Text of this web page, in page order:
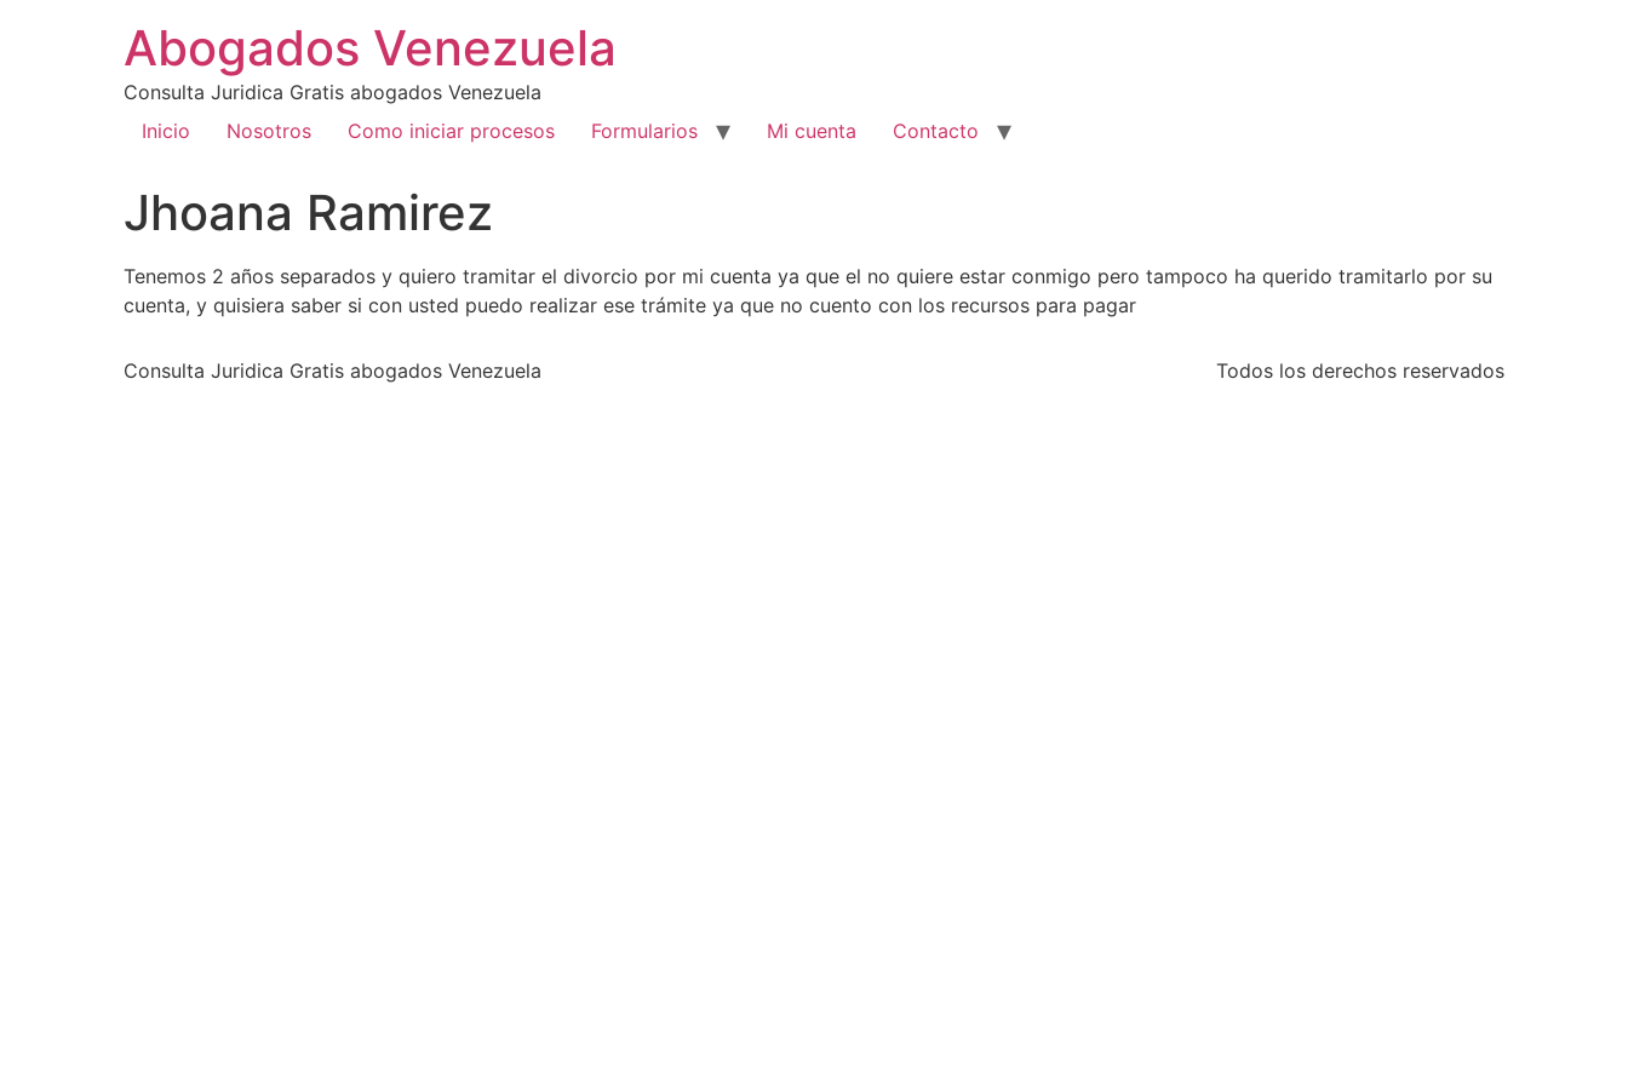
Abogados Venezuela
Consulta Juridica Gratis abogados Venezuela
Inicio
Nosotros Como iniciar procesos Formularios Mi cuenta Contacto
Jhoana Ramirez
Tenemos 2 años separados y quiero tramitar el divorcio por mi cuenta ya que el no quiere estar conmigo pero tampoco ha querido tramitarlo por su
cuenta, y quisiera saber si con usted puedo realizar ese trámite ya que no cuento con los recursos para pagar
Consulta Juridica Gratis abogados Venezuela Todos los derechos reservados